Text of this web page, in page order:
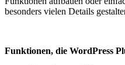
besonders vielen Details
Funktionen, die WordPress